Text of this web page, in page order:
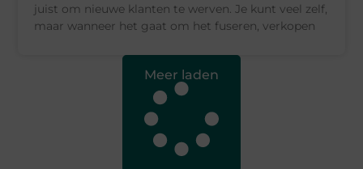
juist om nieuwe klanten te werven. Je kunt veel zelf,
maar wanneer het gaat om het fuseren, verkopen
Meer laden